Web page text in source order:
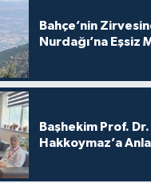
Bahçe’nin
Nurdağı’na Eşsiz
Başhekim Prof.
Hakkoymaz’a